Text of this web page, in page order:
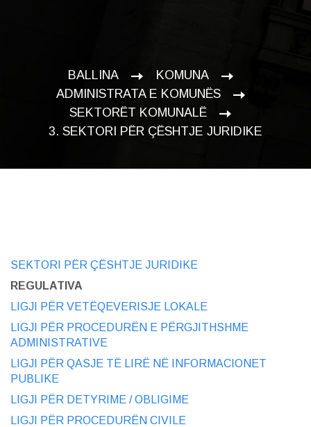
BALLINA
KOMUNA
ADMINISTRATA E KOMUNËS
SEKTORËT KOMUNALË
3. SEKTORI PËR ÇËSHTJE JURIDIKE
SEKTORI PËR ÇËSHTJE JURIDIKE
REGULATIVA
LIGJI PËR VETËQEVERISJE LOKALE
LIGJI PËR PROCEDURËN E PËRGJITHSHME
ADMINISTRATIVE
LIGJI PËR QASJE TË LIRË NË INFORMACIONET
PUBLIKE
LIGJI PËR DETYRIME / OBLIGIME
LIGJI PËR PROCEDURËN CIVILE